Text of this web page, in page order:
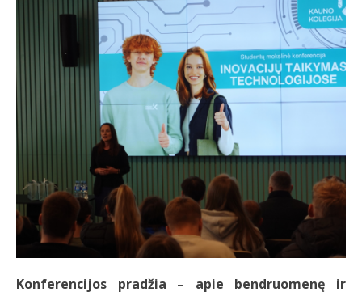
Konferencijos pradžia – apie bendruomenę ir